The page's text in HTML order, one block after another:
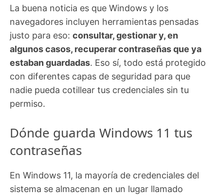
La buena noticia es que Windows y los
navegadores incluyen herramientas pensadas
justo para eso: consultar, gestionar y, en
algunos casos, recuperar contraseñas que ya
estaban guardadas. Eso sí, todo está protegido
con diferentes capas de seguridad para que
nadie pueda cotillear tus credenciales sin tu
permiso.
Dónde guarda Windows 11 tus
contraseñas
En Windows 11, la mayoría de credenciales del
sistema se almacenan en un lugar llamado